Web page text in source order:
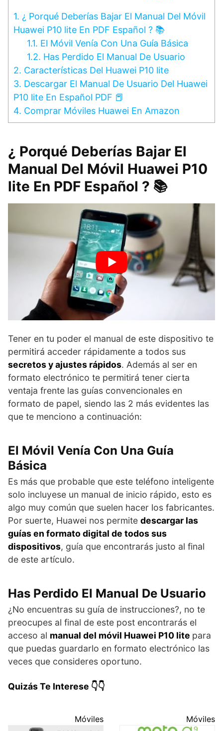
1. ¿ Porqué Deberías Bajar El Manual Del Móvil
Huawei P10 lite En PDF Español ? 📚
1.1. El Móvil Venía Con Una Guía Básica
1.2. Has Perdido El Manual De Usuario
2. Características Del Huawei P10 lite
3. Descargar El Manual De Usuario Del Huawei
P10 lite En Español PDF 📕
4. Comprar Móviles Huawei En Amazon
¿ Porqué Deberías Bajar El
Manual Del Móvil Huawei P10
lite En PDF Español ? 📚
Tener en tu poder el manual de este dispositivo te
permitirá acceder rápidamente a todos sus
secretos y ajustes rápidos. Además al ser en
formato electrónico te permitirá tener cierta
ventaja frente las guías convencionales en
formato de papel, siendo las 2 más evidentes las
que te menciono a continuación:
El Móvil Venía Con Una Guía
Básica
Es más que probable que este teléfono inteligente
solo incluyese un manual de inicio rápido, esto es
algo muy común que suelen hacer los fabricantes.
Por suerte, Huawei nos permite descargar las
guías en formato digital de todos sus
dispositivos, guía que encontrarás justo al final
de este artículo.
Has Perdido El Manual De Usuario
¿No encuentras su guía de instrucciones?, no te
preocupes al final de este post encontrarás el
acceso al manual del móvil Huawei P10 lite para
que puedas guardarlo en formato electrónico las
veces que consideres oportuno.
Quizás Te Interese 👇👇
Móviles Móviles